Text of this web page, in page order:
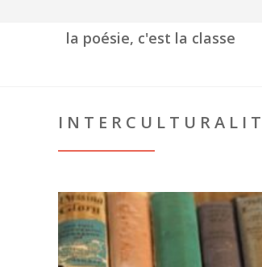
la poésie, c'est la classe